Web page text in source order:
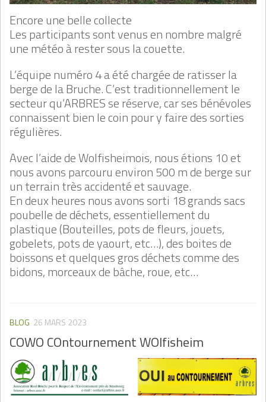
Encore une belle collecte
Les participants sont venus en nombre malgré
une météo à rester sous la couette.
L’équipe numéro 4 a été chargée de ratisser la
berge de la Bruche. C’est traditionnellement le
secteur qu’ARBRES se réserve, car ses bénévoles
connaissent bien le coin pour y faire des sorties
régulières.
Avec l’aide de Wolfisheimois, nous étions 10 et
nous avons parcouru environ 500 m de berge sur
un terrain très accidenté et sauvage.
En deux heures nous avons sorti 18 grands sacs
poubelle de déchets, essentiellement du
plastique (Bouteilles, pots de fleurs, jouets,
gobelets, pots de yaourt, etc…), des boites de
boissons et quelques gros déchets comme des
bidons, morceaux de bâche, roue, etc…
BLOG 26 MARS 2023
COWO COntournement WOlfisheim